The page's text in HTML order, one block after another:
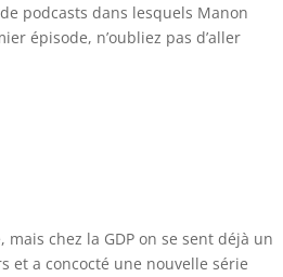
podcasts dans lesquels Manon
épisode, n’oubliez pas d’aller
chez la GDP on se sent déjà un
et a concocté une nouvelle série